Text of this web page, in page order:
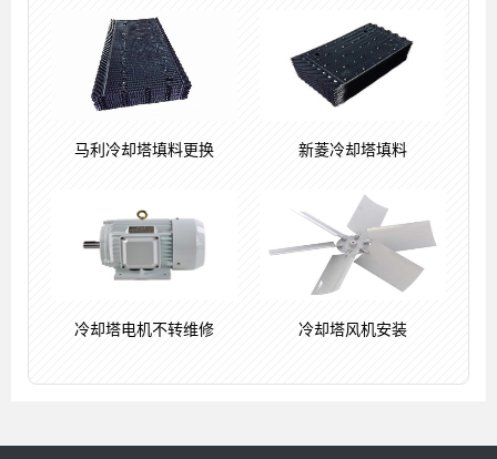
马利冷却塔填料更换 新菱冷却塔填料
冷却塔电机不转维修 冷却塔风机安装